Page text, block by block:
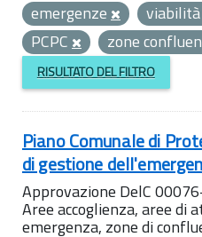
emergenze
PCPC
zone
RISULTATO DEL FILTRO
Piano Comunale di
di gestione
Approvazione DelC
Aree accoglienza, aree di
emergenza, zone di